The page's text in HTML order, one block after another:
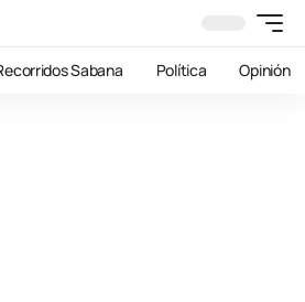
Sabana Política Opinión